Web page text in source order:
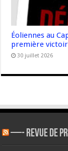
Éoliennes au
première
30 juillet 2026
—- REVUE DE